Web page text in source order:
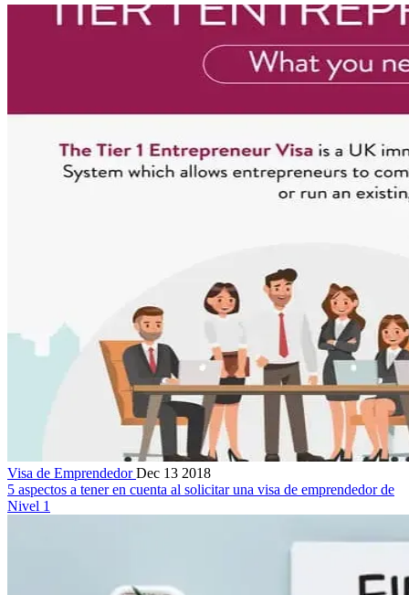
Visa de Emprendedor Dec 13 2018
5 aspectos a tener en cuenta al solicitar una visa de emprendedor de
Nivel 1